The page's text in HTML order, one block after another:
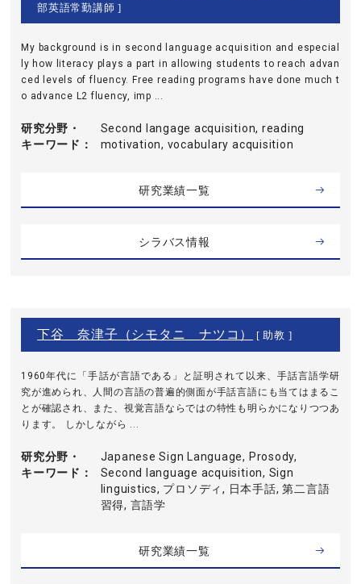
部英語常勤講師 ]
My background is in second language acquisition and especial
ly how literacy plays a part in allowing students to reach advan
ced levels of fluency. Free reading programs have done much t
o advance L2 fluency, imp ...
研究分野・
キーワード
Second langage acquisition, reading
motivation, vocabulary acquisition
研究業績一覧
シラバス情報
下谷 奈津子（シモタニ ナツコ） [ 助教 ]
1960年代に「手話が言語である」と証明されて以来、手話言語学研
究が進められ、人間の言語の普遍的側面が手話言語にも当てはまるこ
とが確認され、また、視覚言語ならではの特性も明らかになりつつあ
ります。 しかしながら ...
研究分野・
キーワード
Japanese Sign Language, Prosody,
Second language acquisition, Sign
linguistics, プロソディ, 日本手話, 第二言語
習得, 言語学
研究業績一覧